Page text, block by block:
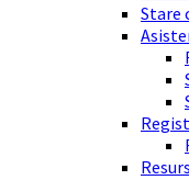
Stare